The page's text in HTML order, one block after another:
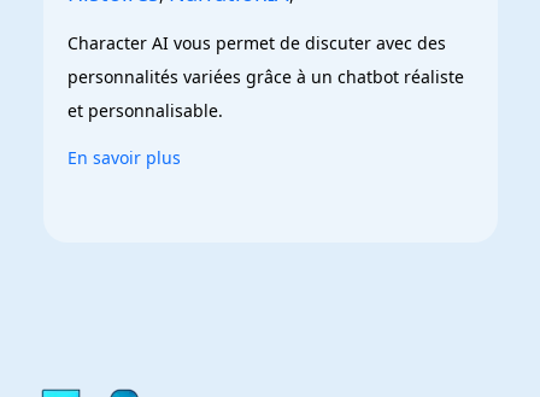
Character AI vous permet de discuter avec des
personnalités variées grâce à un chatbot réaliste
et personnalisable.
En savoir plus